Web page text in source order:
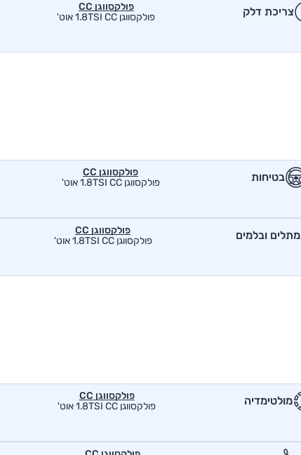
צריכת דלק
פולקסווגן CC
פולקסווגן 1.8TSI CC אוט'
בטיחות
פולקסווגן CC
פולקסווגן 1.8TSI CC אוט'
מתלים ובלמים
פולקסווגן CC
פולקסווגן 1.8TSI CC אוט'
מולטימדיה
פולקסווגן CC
פולקסווגן 1.8TSI CC אוט'